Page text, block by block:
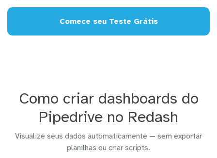
Comece seu Teste Grátis
Como criar dashboards do
Pipedrive no Redash
Visualize seus dados automaticamente — sem exportar
planilhas ou criar scripts.